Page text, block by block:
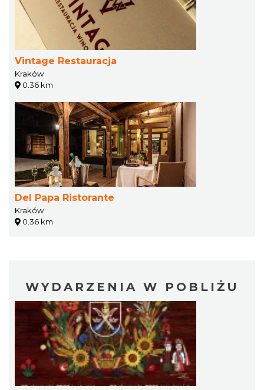
Vintage Restauracja
Kraków
0.36 km
Del Papa Ristorante
Kraków
0.36 km
WYDARZENIA W POBLIŻU